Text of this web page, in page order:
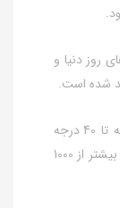
روز دنیا و
● دمای کاری این موتور ها از منفی 15 درجه تا 40 درجه
سانتی گراد بوده و پیشنهاد می شود در ارتفاع بیشتر از 1000